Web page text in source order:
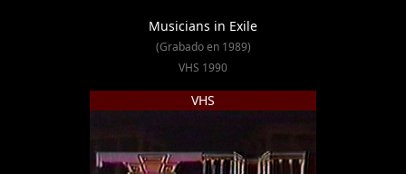
Musicians in Exile
(Grabado en 1989)
VHS 1990
VHS